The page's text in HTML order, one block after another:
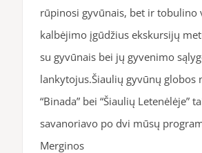
rūpinosi gyvūnais, bet ir tobulino
kalbėjimo įgūdžius ekskursijų
su gyvūnais bei jų gyvenimo
lankytojus.Šiaulių gyvūnų globos
“Binada” bei “Šiaulių Letenėlėje”
savanoriavo po dvi mūsų
Merginos